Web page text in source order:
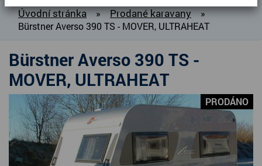
O NÁS
BAZAR KARAVANŮ
PRODANÉ KARAVANY
PŮJČOVNA KARAVANŮ
DOPLŇKY PRO KARAVANY
SERVIS KARAVANŮ
KONTAKT
Úvodní stránka » Prodané karavany
»
Bürstner Averso 390 TS - MOVER, ULTRAHEAT
Bürstner Averso 390 TS -
MOVER, ULTRAHEAT
PRODÁNO